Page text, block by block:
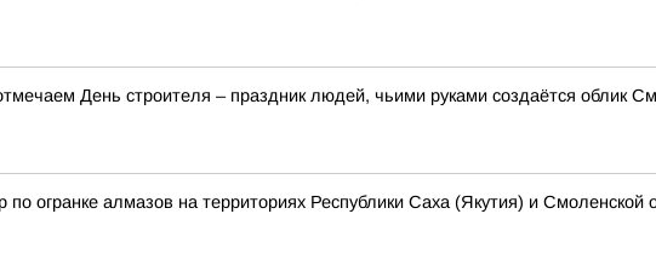
День строителя – праздник людей, чьими руками создаётся облик
по огранке алмазов на территориях Республики Саха (Якутия) и Смоленской